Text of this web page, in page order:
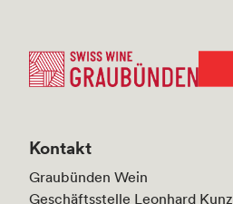
Kontakt
Graubünden Wein
Geschäftsstelle Leonhard Kunz